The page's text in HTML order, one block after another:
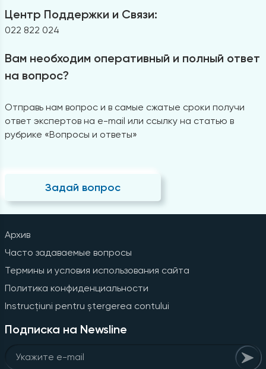
Центр Поддержки и Связи:
022 822 024
Вам необходим оперативный и полный ответ
на вопрос?
Отправь нам вопрос и в самые сжатые сроки получи
ответ экспертов на e-mail или ссылку на статью в
рубрике «Вопросы и ответы»
Задай вопрос
Архив
Часто задаваемые вопросы
Термины и условия использования сайта
Политика конфиденциальности
Instrucțiuni pentru ștergerea contului
Подписка на Newsline